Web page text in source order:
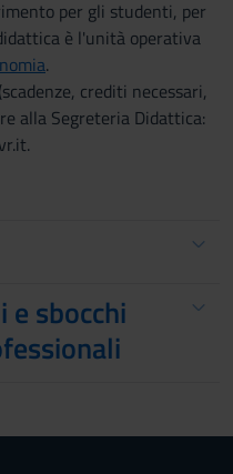
per gli studenti, per
è l'unità operativa
.
crediti necessari,
alla Segreteria Didattica:
sbocchi